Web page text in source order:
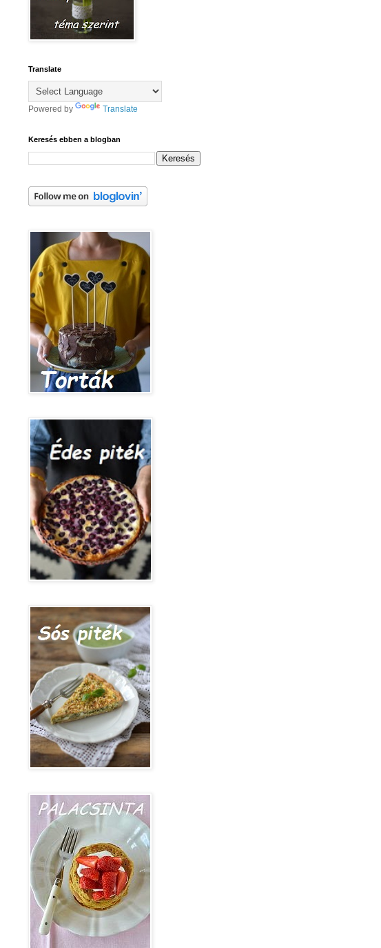
Translate
Powered by Translate
Keresés ebben a blogban